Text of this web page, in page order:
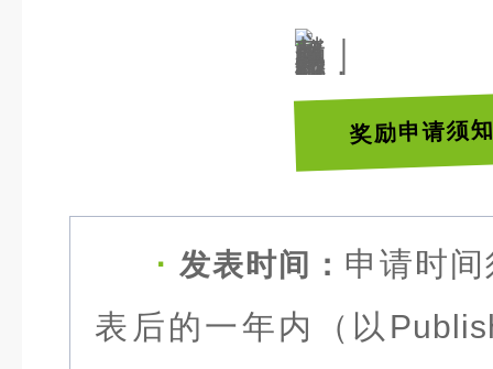
奖励申请须
·发表时间： 申请时
表后的一年内（以